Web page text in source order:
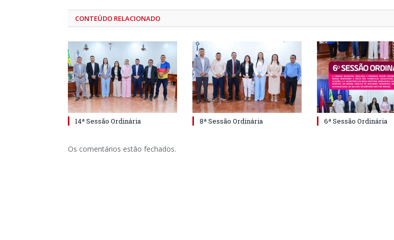
CONTEÚDO RELACIONADO
14ª Sessão Ordinária 8ª Sessão Ordinária 6ª Sessão Ordinária
Os comentários estão fechados.